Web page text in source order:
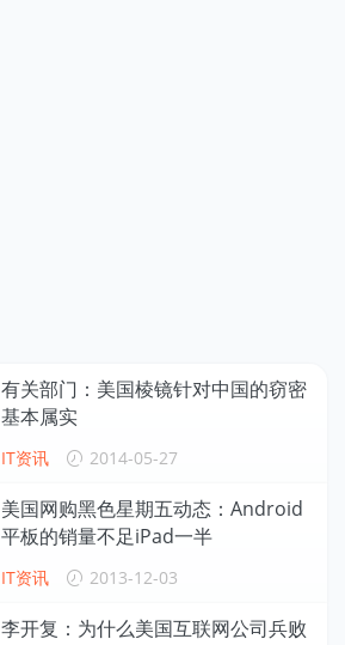
有关部门：美国棱镜针对中国的窃密
基本属实
IT资讯 2014-05-27
美国网购黑色星期五动态：Android
平板的销量不足iPad一半
IT资讯 2013-12-03
李开复：为什么美国互联网公司兵败